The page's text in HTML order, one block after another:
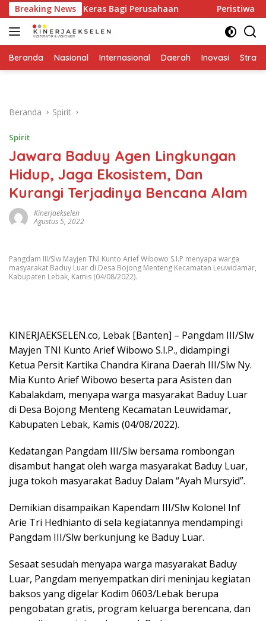
Langsung
ke
konten
Breaking News
Keras Bagi Perusahaan Peristiwa Terjadi
Beranda Nasional Internasional Daerah Inovasi
Beranda Spirit
Spirit
Jawara Baduy Agen Lingkungan
Hidup, Jaga Ekosistem, Dan
Kurangi Terjadinya Bencana Alam
Kinerjaekselen
Agustus 5, 2022
Pangdam III/Slw Mayjen TNI Kunto Arief Wibowo S.I.P menyapa warga
masyarakat Baduy Luar di Desa Bojong Menteng Kecamatan Leuwidamar,
Kabupaten Lebak, Kamis (04/08/2022).
KINERJAEKSELEN.co, Lebak [Banten] – Pangdam III/Slw
Mayjen TNI Kunto Arief Wibowo S.I.P., didampingi
Ketua Persit Kartika Chandra Kirana Daerah III/Slw Ny.
Mia Kunto Arief Wibowo beserta para Asisten dan
Kabalakdam, menyapa warga masyarakat Baduy Luar
di Desa Bojong Menteng Kecamatan Leuwidamar,
Kabupaten Lebak, Kamis (04/08/2022).
Kedatangan Pangdam III/Slw bersama rombongan
disambut hangat oleh warga masyarakat Baduy Luar,
juga tokoh masyarakat Baduy Dalam “Ayah Mursyid”.
Demikian disampaikan Kapendam III/Slw Kolonel Inf
Arie Tri Hedhianto di sela kegiatannya mendampingi
Pangdam III/Slw berkunjung ke Baduy Luar.
Sesaat sesudah menyapa warga masyarakat Baduy
Luar, Pangdam menyempatkan diri meninjau kegiatan
baksos yang digelar Kodim 0603/Lebak berupa
pengobatan gratis, program keluarga berencana, dan